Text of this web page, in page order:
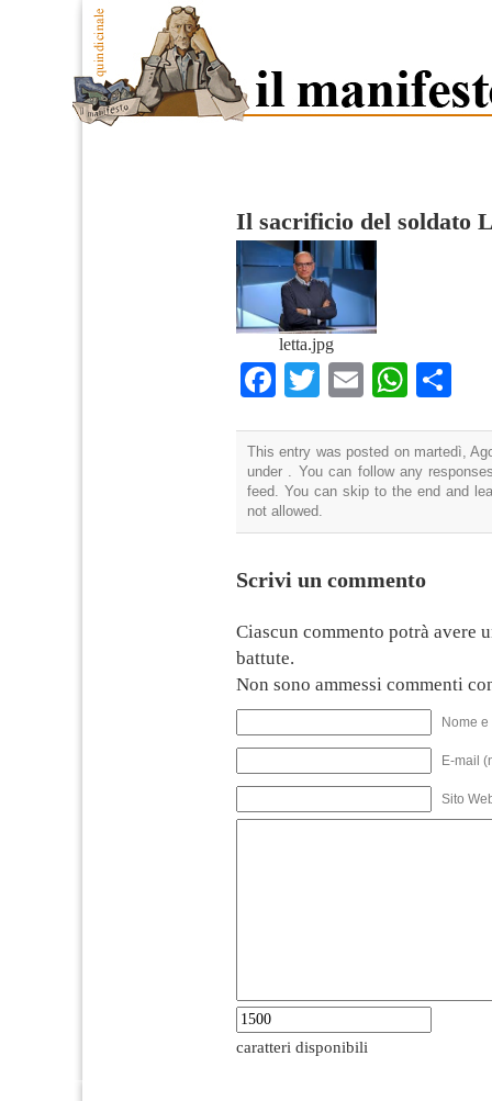
Il sacrificio del soldato
letta.jpg
Facebook
TwitterEmail
This entry was posted on martedì,
under . You can follow any
feed. You can skip to the end and
not allowed.
Scrivi un commento
Ciascun commento potrà avere
battute.
Non sono ammessi commenti
Nome
E-mail
Sito
caratteri disponibili